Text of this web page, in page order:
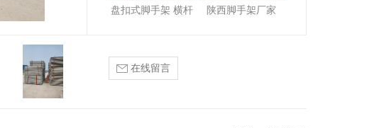
盘扣式脚手架 横杆 陕西脚手架厂家
在线留言